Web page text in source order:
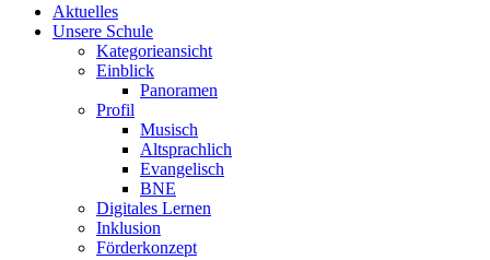
Aktuelles
Unsere Schule
Kategorieansicht
Einblick
Panoramen
Profil
Musisch
Altsprachlich
Evangelisch
BNE
Digitales Lernen
Inklusion
Förderkonzept